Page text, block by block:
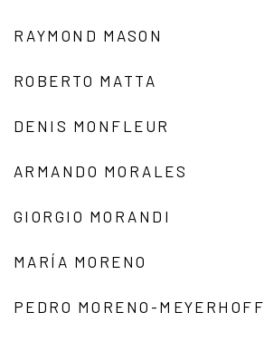
RAYMOND MASON
ROBERTO MATTA
DENIS MONFLEUR
ARMANDO MORALES
GIORGIO MORANDI
MARÍA MORENO
PEDRO MORENO-MEYERHOFF